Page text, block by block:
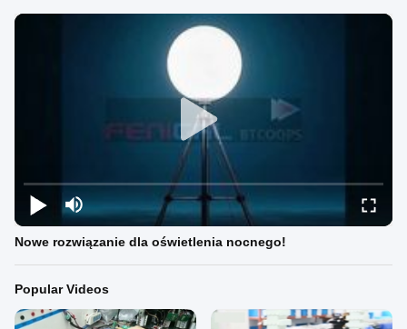
Nowe rozwiązanie dla oświetlenia nocnego!
Popular Videos